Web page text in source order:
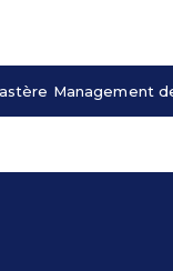
Management